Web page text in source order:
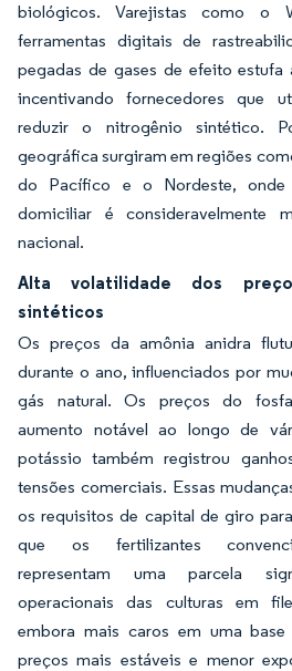
biológicos. Varejistas como o
ferramentas digitais de
pegadas de gases de efeito estufa
incentivando fornecedores que
reduzir o nitrogênio sintético.
geográfica surgiram em regiões
do Pacífico e o Nordeste, onde
domiciliar é consideravelmente
nacional.
Alta volatilidade dos
sintéticos
Os preços da amônia anidra
durante o ano, influenciados por
gás natural. Os preços do
aumento notável ao longo de
potássio também registrou
tensões comerciais. Essas
os requisitos de capital de giro
que os fertilizantes
representam uma parcela
operacionais das culturas em
embora mais caros em uma
preços mais estáveis e menor